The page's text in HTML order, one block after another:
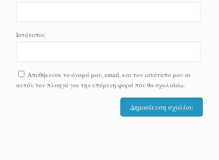
Ιστότοπος
Αποθήκευσε το όνομά μου, email, και τον ιστότοπο μου σε
αυτόν τον πλοηγό για την επόμενη φορά που θα σχολιάσω.